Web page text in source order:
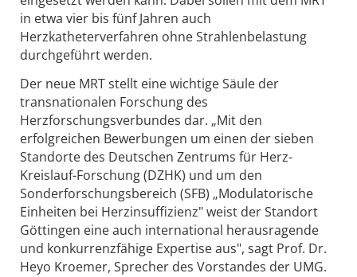
in etwa vier bis fünf Jahren auch
Herzkatheterverfahren ohne Strahlenbelastung
durchgeführt werden.
Der neue MRT stellt eine wichtige Säule der
transnationalen Forschung des
Herzforschungsverbundes dar. „Mit den
erfolgreichen Bewerbungen um einen der sieben
Standorte des Deutschen Zentrums für Herz-
Kreislauf-Forschung (DZHK) und um den
Sonderforschungsbereich (SFB) „Modulatorische
Einheiten bei Herzinsuffizienz" weist der Standort
Göttingen eine auch international herausragende
und konkurrenzfähige Expertise aus", sagt Prof. Dr.
Heyo Kroemer, Sprecher des Vorstandes der UMG.